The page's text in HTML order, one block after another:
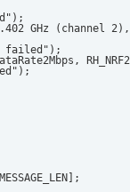
GHz (channel
failed");